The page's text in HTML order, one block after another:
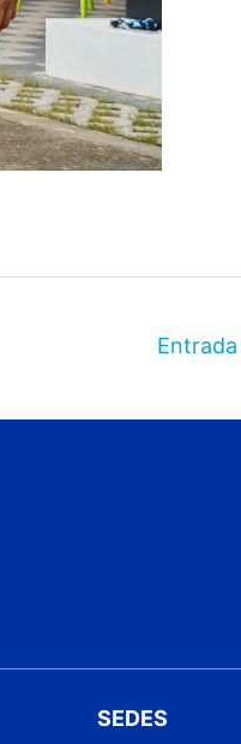
SEDES